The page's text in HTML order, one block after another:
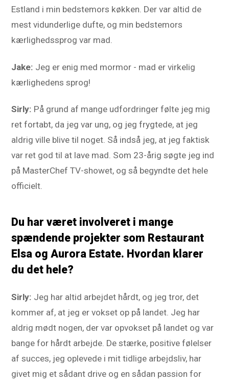
Estland i min bedstemors køkken. Der var altid de
mest vidunderlige dufte, og min bedstemors
kærlighedssprog var mad.
Jake: Jeg er enig med mormor - mad er virkelig
kærlighedens sprog!
Sirly: På grund af mange udfordringer følte jeg mig
ret fortabt, da jeg var ung, og jeg frygtede, at jeg
aldrig ville blive til noget. Så indså jeg, at jeg faktisk
var ret god til at lave mad. Som 23-årig søgte jeg ind
på MasterChef TV-showet, og så begyndte det hele
officielt.
Du har været involveret i mange
spændende projekter som Restaurant
Elsa og Aurora Estate. Hvordan klarer
du det hele?
Sirly: Jeg har altid arbejdet hårdt, og jeg tror, det
kommer af, at jeg er vokset op på landet. Jeg har
aldrig mødt nogen, der var opvokset på landet og var
bange for hårdt arbejde. De stærke, positive følelser
af succes, jeg oplevede i mit tidlige arbejdsliv, har
givet mig et sådant drive og en sådan passion for